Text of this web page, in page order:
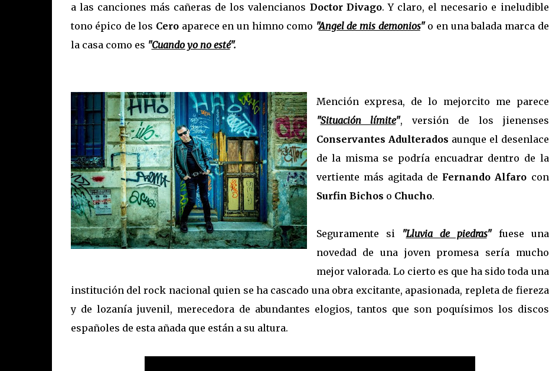
a las canciones más cañeras de los valencianos Doctor Divago. Y claro, el necesario e ineludible
tono épico de los Cero aparece en un himno como "Angel de mis demonios"o en una balada marca de
la casa como es "Cuando yo no esté".
Mención expresa, de lo mejorcito me parece
"Situación límite", versión de los jienenses
Conservantes Adulterados aunque el desenlace
de la misma se podría encuadrar dentro de la
vertiente más agitada de Fernando Alfaro con
Surfin Bichos o Chucho.
Seguramente si "Lluvia de piedras"fuese una
novedad de una joven promesa sería mucho
mejor valorada. Lo cierto es que ha sido toda una
institución del rock nacional quien se ha cascado una obra excitante, apasionada, repleta de fiereza
y de lozanía juvenil, merecedora de abundantes elogios, tantos que son poquísimos los discos
españoles de esta añada que están a su altura.